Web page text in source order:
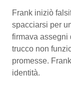
Frank iniziò
spacciarsi per
firmava assegni
trucco non
promesse.
identità.